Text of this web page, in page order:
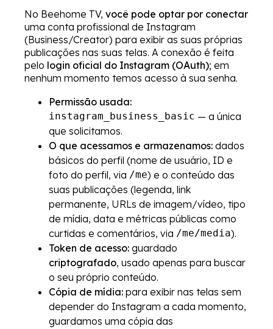
No Beehome TV, você pode optar por conectar
uma conta profissional de Instagram
(Business/Creator) para exibir as suas próprias
publicações nas suas telas. A conexão é feita
pelo login oficial do Instagram (OAuth); em
nenhum momento temos acesso à sua senha.
Permissão usada:
instagram_business_basic — a única
que solicitamos.
O que acessamos e armazenamos: dados
básicos do perfil (nome de usuário, ID e
foto do perfil, via /me) e o conteúdo das
suas publicações (legenda, link
permanente, URLs de imagem/vídeo, tipo
de mídia, data e métricas públicas como
curtidas e comentários, via /me/media).
Token de acesso: guardado
criptografado, usado apenas para buscar
o seu próprio conteúdo.
Cópia de mídia: para exibir nas telas sem
depender do Instagram a cada momento,
guardamos uma cópia das